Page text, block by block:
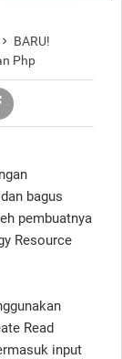

BARU!
Php
bagus
pembuatnya
Resource
Read
input